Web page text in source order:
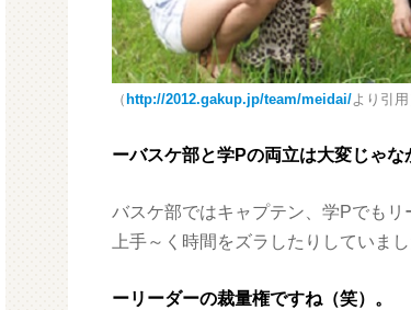
（ http://2012.gakup.jp/team/meidai/より引用
ーバスケ部と学Pの両立は大変じゃな
バスケ部ではキャプテン、学Pでも
上手～く時間をズラしたりしていまし
ーリーダーの裁量権ですね（笑）。